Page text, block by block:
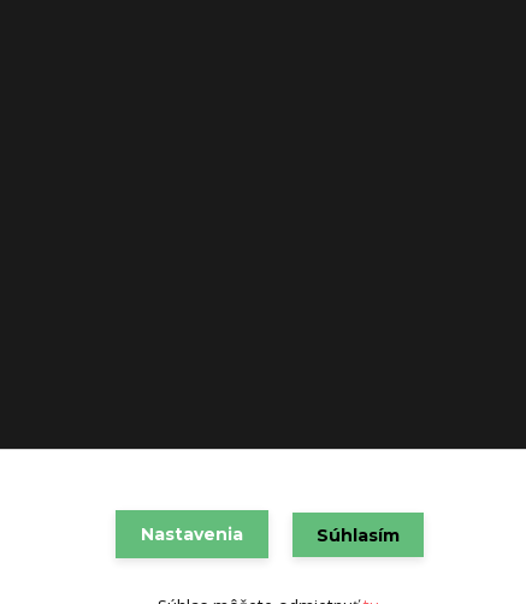
VAREX SLOVAKIA s.r.o. 2021
Vytvorené na
Nastavenia Súhlasím